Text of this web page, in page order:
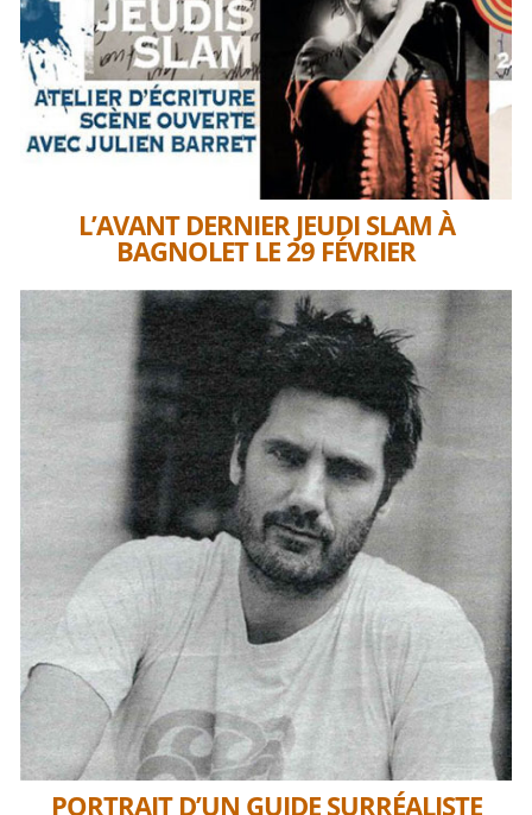
L’AVANT DERNIER JEUDI SLAM À
BAGNOLET LE 29 FÉVRIER
PORTRAIT D’UN GUIDE SURRÉALISTE